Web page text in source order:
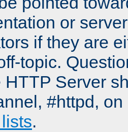
or
if they are
topic.
HTTP Server
#httpd,
.